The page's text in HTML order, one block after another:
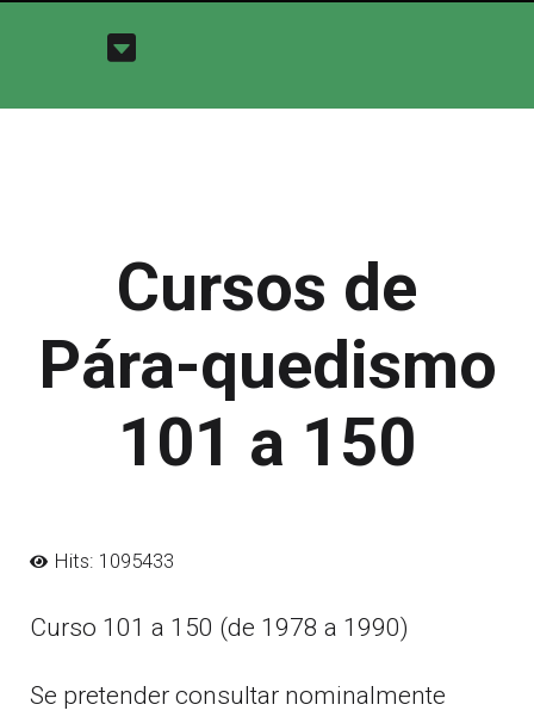
Cursos de
Pára-quedismo
101 a 150
Hits: 1095433
Curso 101 a 150 (de 1978 a 1990)
Se pretender consultar nominalmente